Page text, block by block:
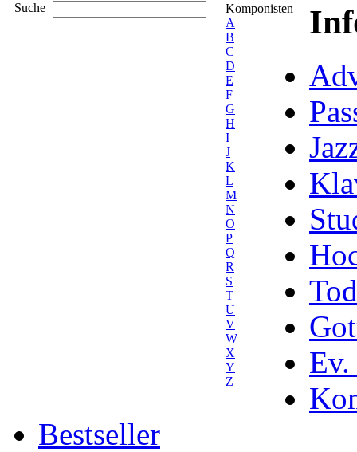
Suche
Komponisten
A
B
C
D
E
F
G
H
I
J
K
L
M
N
O
P
Q
R
S
T
U
V
W
X
Y
Z
Ev.
Bestseller